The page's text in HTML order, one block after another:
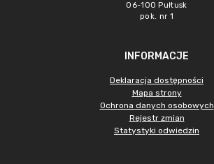
06-100 Pułtusk
pok. nr 1
INFORMACJE
Deklaracja dostępności
Mapa strony
Ochrona danych osobowych
Rejestr zmian
Statystyki odwiedzin